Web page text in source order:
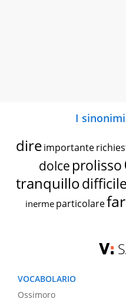
I
dire importante
dolce prolisso
tranquillodifficile
inerme particolare
VOCABOLARIO
Ossimoro